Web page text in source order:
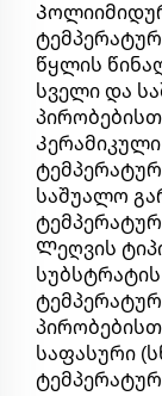
წყლის
სველი და
საშუალო
Ლეღვის
საფასური